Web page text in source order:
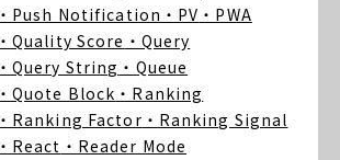
・Push Notification ・PV ・PWA
・Quality Score ・Query
・Query String ・Queue
・Quote Block ・Ranking
・Ranking Factor ・Ranking Signal
・React ・Reader Mode